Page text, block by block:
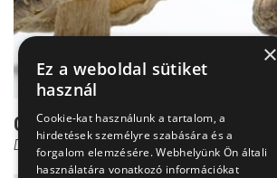
Gyógygomba: Jó a daganatra?
Dr. Borbényi Erika
×
Ez a weboldal sütiket
használ
Cookie-kat használunk a tartalom, a
hirdetések személyre szabására és a
forgalom elemzésére. Webhelyünk Ön általi
használatára vonatkozó információkat